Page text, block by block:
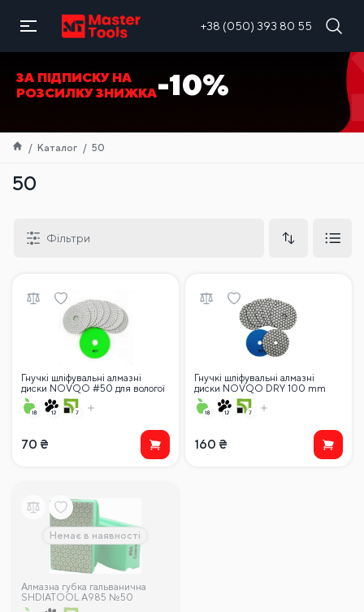
+38 (050) 393 80 55
UA
ЗА ПІДПИСКУ НА
РОЗСИЛКУ ЗНИЖКА-10%
Каталог 50
50
Фільтри
Гнучкі шліфувальні алмазні
диски NOVQO #50 для вологої
поліровки
70 ₴
Гнучкі шліфувальні алмазні
диски NOVQO DRY 100 mm
#50 для сухої поліровки
160 ₴
Немає в наявності
Алмазна губка гальванична
SHDIATOOL А985 №50